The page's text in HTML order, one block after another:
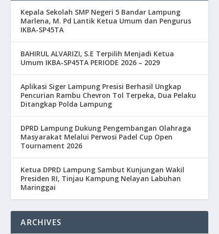
Kepala Sekolah SMP Negeri 5 Bandar Lampung
Marlena, M. Pd Lantik Ketua Umum dan Pengurus
IKBA-SP45TA
BAHIRUL ALVARIZI, S.E Terpilih Menjadi Ketua
Umum IKBA-SP45TA PERIODE 2026 – 2029
Aplikasi Siger Lampung Presisi Berhasil Ungkap
Pencurian Rambu Chevron Tol Terpeka, Dua Pelaku
Ditangkap Polda Lampung
DPRD Lampung Dukung Pengembangan Olahraga
Masyarakat Melalui Perwosi Padel Cup Open
Tournament 2026
Ketua DPRD Lampung Sambut Kunjungan Wakil
Presiden RI, Tinjau Kampung Nelayan Labuhan
Maringgai
ARCHIVES